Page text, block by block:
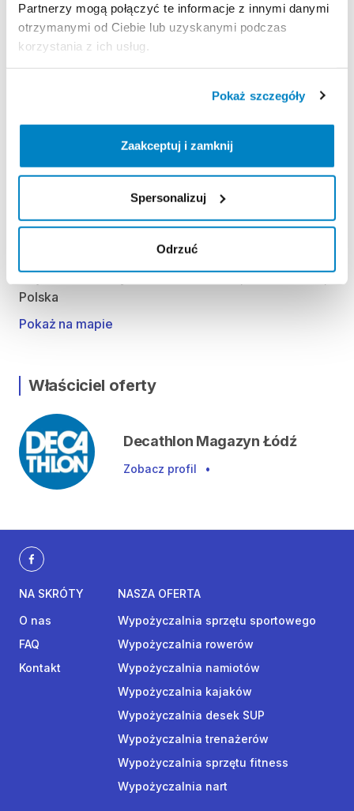
Partnerzy mogą połączyć te informacje z innymi danymi
otrzymanymi od Ciebie lub uzyskanymi podczas
korzystania z ich usług.
Pokaż szczegóły
Zaakceptuj i zamknij
Spersonalizuj
Odrzuć
ODBIÓR I ZWROT SPRZĘTU
Sobota: 8:00 - 20:00
Niedziela handlowa: 8:00 - 20:00
Polska
Pokaż na mapie
Właściciel oferty
Decathlon Magazyn Łódź
Zobacz profil •
NA SKRÓTY
O nas
FAQ
Kontakt
NASZA OFERTA
Wypożyczalnia sprzętu sportowego
Wypożyczalnia rowerów
Wypożyczalnia namiotów
Wypożyczalnia kajaków
Wypożyczalnia desek SUP
Wypożyczalnia trenażerów
Wypożyczalnia sprzętu fitness
Wypożyczalnia nart